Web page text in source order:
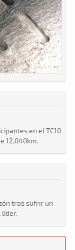
en el TC10
12,040km.
tras sufrir un
líder.